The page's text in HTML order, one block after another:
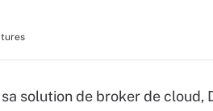
solution de broker de cloud,